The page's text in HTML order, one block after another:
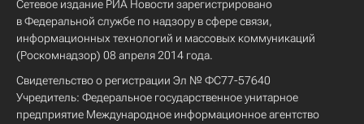
Сетевое издание РИА Новости зарегистрировано
в Федеральной службе по надзору в сфере связи,
информационных технологий и массовых коммуникаций
(Роскомнадзор) 08 апреля 2014 года.
Свидетельство о регистрации Эл № ФС77-57640
Учредитель: Федеральное государственное унитарное
предприятие Международное информационное агентство